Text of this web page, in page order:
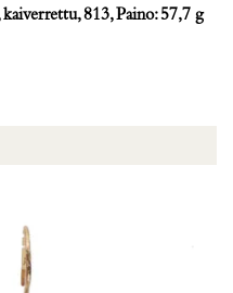
813, Paino: 57,7 g